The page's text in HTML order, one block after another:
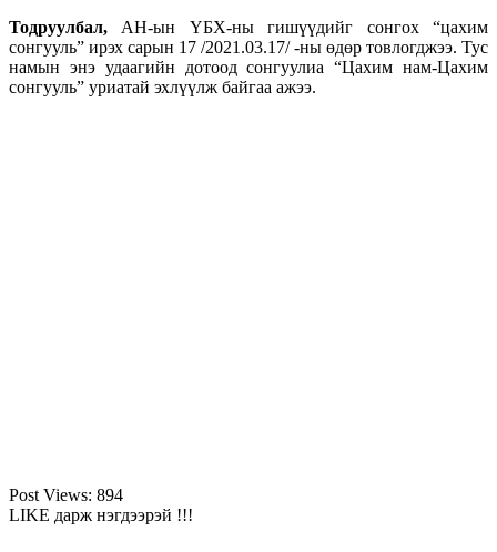
Тодруулбал, АН-ын ҮБХ-ны гишүүдийг сонгох “цахим
сонгууль” ирэх сарын 17 /2021.03.17/ -ны өдөр товлогджээ. Тус
намын энэ удаагийн дотоод сонгуулиа “Цахим нам-Цахим
сонгууль” уриатай эхлүүлж байгаа ажээ.
Post Views: 894
LIKE дарж нэгдээрэй !!!